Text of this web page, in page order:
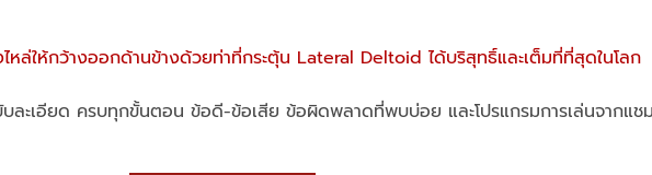
ะเอียด ครบทุกขั้นตอน ข้อดี-ข้อเสีย ข้อผิดพลาดที่พบบ่อย และโปรแกรมการเล่นจากแชม